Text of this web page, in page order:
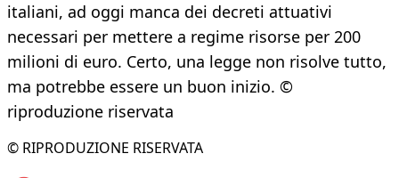
italiani, ad oggi manca dei decreti attuativi
necessari per mettere a regime risorse per 200
milioni di euro. Certo, una legge non risolve tutto,
ma potrebbe essere un buon inizio. ©
riproduzione riservata
© RIPRODUZIONE RISERVATA